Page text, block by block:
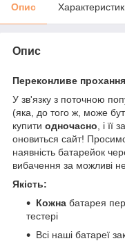
Опис
Опис
Переконливе
У зв'язку з поточною
(яка, до того ж, може
купити одночасно , і
оновиться сайт!
наявність батарейок
вибачення за можливі
Якість:
Кожна батарея
тестері
Всі наші батареї